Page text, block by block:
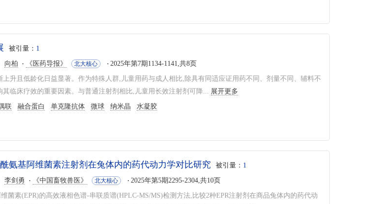
被引量： 1
向柏 《医药导报》 北大核心 2025年第7期1134-1141,共8页
升且低龄化日益显著。作为特殊人群,儿童用药与成人相比,除具有同适应证用药不同、剂量不同、辅料不
其临床疗效的重要因素。与普通注射剂相比,儿童用长效注射剂可降... 展开更多
联 融合蛋白 单克隆抗体 微球 纳米晶 水凝胶
氨基阿维菌素注射剂在兔体内的药代动力学对比研究 被引量： 1
李剑勇 《中国畜牧兽医》 北大核心 2025年第5期2295-2304,共10页
菌素(EPR)的高效液相色谱-串联质谱(HPLC-MS/MS)检测方法,比较2种EPR注射剂在商品兔体内的药代动